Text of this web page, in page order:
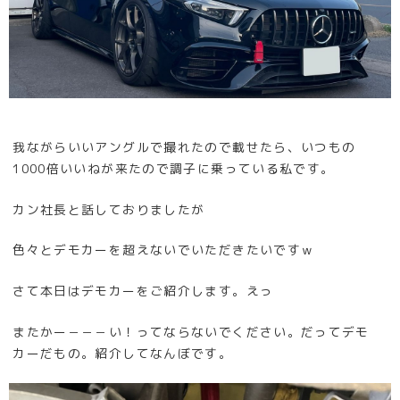
我ながらいいアングルで撮れたので載せたら、いつもの
1000倍いいねが来たので調子に乗っている私です。
カン社長と話しておりましたが
色々とデモカーを超えないでいただきたいですｗ
さて本日はデモカーをご紹介します。えっ
またかー－－－い！ってならないでください。だってデモ
カーだもの。紹介してなんぼです。